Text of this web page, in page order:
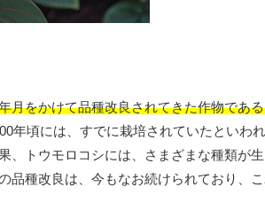
月をかけて品種改良されてきた作物であ
年頃には、すでに栽培されていたといわれ
、トウモロコシには、さまざまな種類が
種改良は、今もなお続けられており、こ